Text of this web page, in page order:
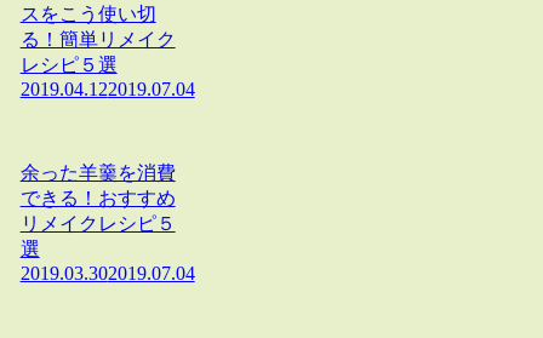
スをこう使い切
る！簡単リメイク
レシピ５選
2019.04.122019.07.04
余った羊羹を消費
できる！おすすめ
リメイクレシピ５
選
2019.03.302019.07.04